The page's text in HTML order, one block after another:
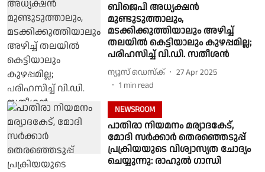
ബിജെപി അധ്യക്ഷൻ
മുണ്ടുടുത്താലും,
മടക്കിക്കുത്തിയാലും അഴിച്ച്
തലയിൽ കെട്ടിയാലും കുഴപ്പമില്ല;
പരിഹസിച്ച് വി.ഡി. സതീശൻ
ന്യൂസ് ഡെസ്ക്
27 Apr 2025
1 min read
NEWSROOM
പാതിരാ നിയമനം മര്യാദകേട്,
മോദി സർക്കാർ തെരഞ്ഞെടുപ്പ്
പ്രക്രിയയുടെ വിശ്വാസ്യത ചോദ്യം
ചെയ്യുന്നു: രാഹുൽ ഗാന്ധി